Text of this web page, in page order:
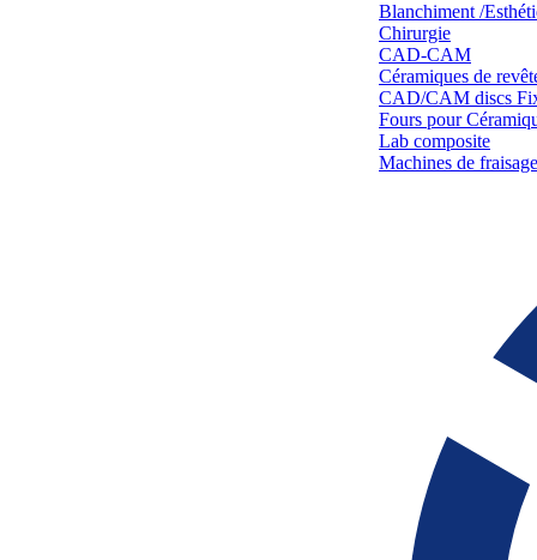
Blanchiment /
Chirurgie
CAD-CAM
Céramiques de
CAD/CAM discs
Fours pour
Lab composite
Machines de